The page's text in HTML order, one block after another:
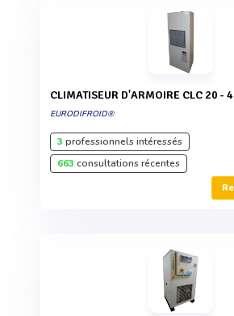
CLIMATISEUR D'ARMOIRE CLC 20 -
EURODIFROID®
3 professionnels intéressés
663 consultations récentes